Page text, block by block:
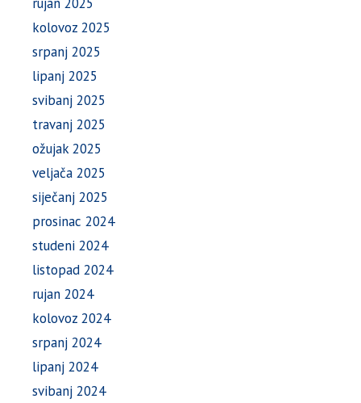
kolovoz 2025
srpanj 2025
lipanj 2025
svibanj 2025
travanj 2025
ožujak 2025
veljača 2025
siječanj 2025
prosinac 2024
studeni 2024
listopad 2024
rujan 2024
kolovoz 2024
srpanj 2024
lipanj 2024
svibanj 2024